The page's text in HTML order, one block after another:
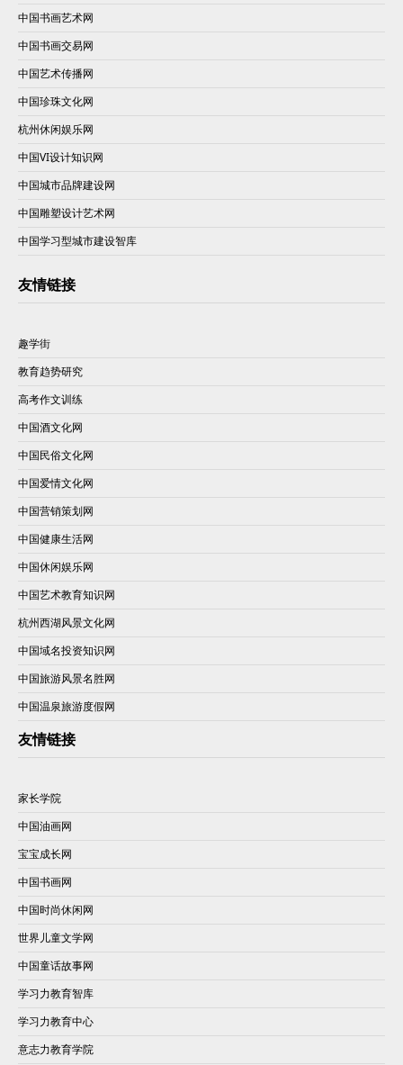
中国书画艺术网
中国书画交易网
中国艺术传播网
中国珍珠文化网
杭州休闲娱乐网
中国VI设计知识网
中国城市品牌建设网
中国雕塑设计艺术网
中国学习型城市建设智库
友情链接
趣学街
教育趋势研究
高考作文训练
中国酒文化网
中国民俗文化网
中国爱情文化网
中国营销策划网
中国健康生活网
中国休闲娱乐网
中国艺术教育知识网
杭州西湖风景文化网
中国域名投资知识网
中国旅游风景名胜网
中国温泉旅游度假网
友情链接
家长学院
中国油画网
宝宝成长网
中国书画网
中国时尚休闲网
世界儿童文学网
中国童话故事网
学习力教育智库
学习力教育中心
意志力教育学院